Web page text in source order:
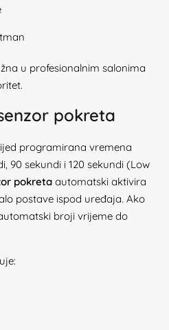
u profesionalnim salonima
pokreta
programirana vremena
90 sekundi i 120 sekundi (Low
pokreta automatski aktivira
postave ispod uređaja. Ako
broji vrijeme do